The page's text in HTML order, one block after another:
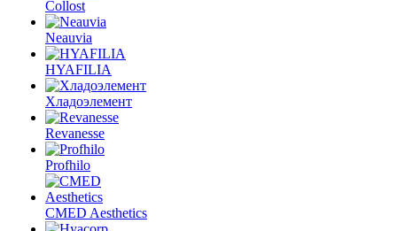
Collost
Neauvia
HYAFILIA
Хладоэлемент
Revanesse
Profhilo
CMED Aesthetics